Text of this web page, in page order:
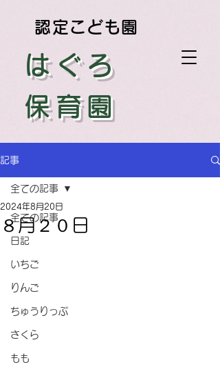
はぐろ
保育園
認定こども園
記事
全ての記事
日記
いちご
りんご
ちゅうりっぷ
さくら
もも
全ての記事
８月２０日
2024年8月20日